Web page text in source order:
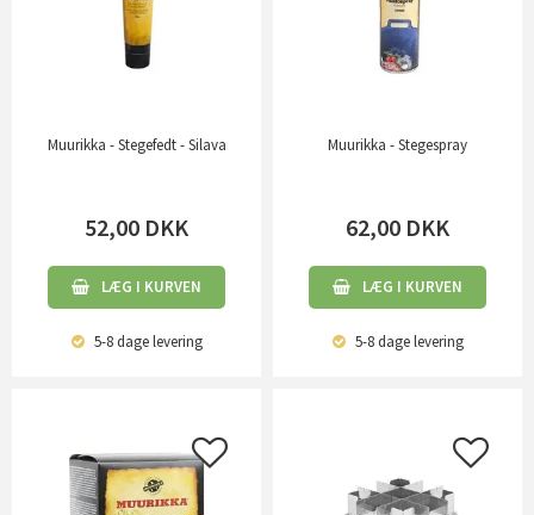
Muurikka - Stegefedt - Silava
52,00 DKK
LÆG I KURVEN
5-8 dagelevering
Muurikka - Stegespray
62,00 DKK
LÆG I KURVEN
5-8 dagelevering